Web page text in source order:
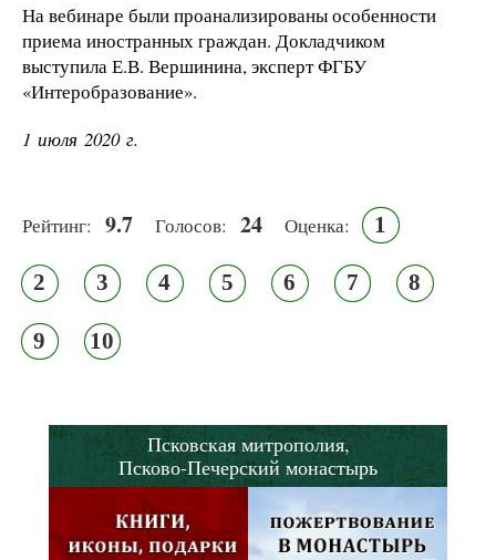
На вебинаре были проанализированы особенности
приема иностранных граждан. Докладчиком
выступила Е.В. Вершинина, эксперт ФГБУ
«Интеробразование».
1 июля 2020 г.
Рейтинг: 9.7 Голосов: 24 Оценка: 1
2 3 4 5 6 7 8
9 10
Псковская митрополия,
Псково-Печерский монастырь